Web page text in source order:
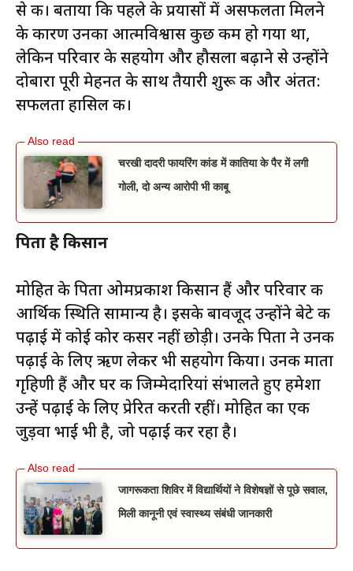
से की। बताया कि पहले के प्रयासों में असफलता मिलने
के कारण उनका आत्मविश्वास कुछ कम हो गया था,
लेकिन परिवार के सहयोग और हौसला बढ़ाने से उन्होंने
दोबारा पूरी मेहनत के साथ तैयारी शुरू की और अंतत:
सफलता हासिल की।
चरखी दादरी फायरिंग कांड में कातिया के पैर में लगी
गोली, दो अन्य आरोपी भी काबू
पिता है किसान
मोहित के पिता ओमप्रकाश किसान हैं और परिवार की
आर्थिक स्थिति सामान्य है। इसके बावजूद उन्होंने बेटे की
पढ़ाई में कोई कोर कसर नहीं छोड़ी। उनके पिता ने उनकी
पढ़ाई के लिए ऋण लेकर भी सहयोग किया। उनकी माता
गृहिणी हैं और घर की जिम्मेदारियां संभालते हुए हमेशा
उन्हें पढ़ाई के लिए प्रेरित करती रहीं। मोहित का एक
जुड़वा भाई भी है, जो पढ़ाई कर रहा है।
जागरूकता शिविर में विद्यार्थियों ने विशेषज्ञों से पूछे सवाल,
मिली कानूनी एवं स्वास्थ्य संबंधी जानकारी